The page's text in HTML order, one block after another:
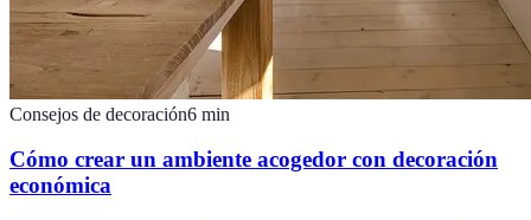
Consejos de decoración6 min
Cómo crear un ambiente acogedor con decoración
económica